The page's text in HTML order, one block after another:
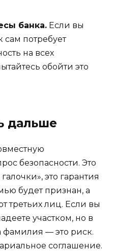
банка. Если вы
сам потребует
на всех
обойти это
дальше
безопасности. Это
это гарантия
будет признан, а
третьих лиц. Если вы
участком, но в
фамилия — это риск.
соглашение.